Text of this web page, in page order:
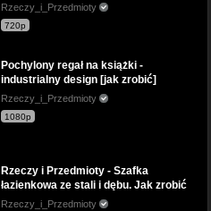
Rzeczy_i_Przedmioty
720p
Pochylony regał na książki -
industrialny design [jak zrobić]
Rzeczy_i_Przedmioty
1080p
Rzeczy i Przedmioty - Szafka
łazienkowa ze stali i dębu. Jak zrobić
Rzeczy_i_Przedmioty